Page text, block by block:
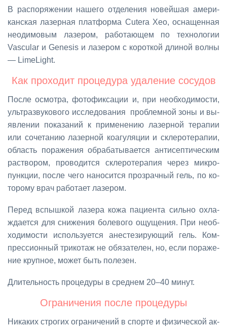
В рас­по­ря­же­нии на­ше­го от­де­ле­ния но­вей­шая аме­ри­
кан­ская ла­зер­ная плат­фор­ма Cutera Xeo, осна­щен­ная
нео­ди­мо­вым ла­зе­ром, ра­бо­та­ю­щем по тех­но­ло­гии
Vascular и Genesis и ла­зе­ром с ко­рот­кой дли­ной вол­ны
— LimeLight.
Как про­хо­дит про­це­ду­ра уда­ле­ние со­су­дов
По­сле осмот­ра, фо­то­фик­са­ции и, при необ­хо­ди­мо­сти,
уль­тра­зву­ко­во­го ис­сле­до­ва­ния про­блем­ной зо­ны и вы­
яв­ле­нии по­ка­за­ний к при­ме­не­нию ла­зер­ной те­ра­пии
или со­че­та­нию ла­зер­ной ко­а­гу­ля­ции и скле­ро­те­ра­пии,
об­ласть по­ра­же­ния об­ра­ба­ты­ва­ет­ся ан­ти­сеп­ти­че­ским
рас­тво­ром, про­во­дит­ся скле­ро­те­ра­пия че­рез мик­ро­
пунк­ции, по­сле че­го на­но­сит­ся про­зрач­ный гель, по ко­
то­ро­му врач ра­бо­та­ет ла­зе­ром.
Пе­ред вспыш­кой ла­зе­ра ко­жа па­ци­ен­та силь­но охла­
жда­ет­ся для сни­же­ния бо­ле­во­го ощу­ще­ния. При необ­
хо­ди­мо­сти ис­поль­зу­ет­ся ане­сте­зи­ру­ю­щий гель. Ком­
прес­си­он­ный три­ко­таж не обя­за­те­лен, но, ес­ли по­ра­же­
ние круп­ное, мо­жет быть по­ле­зен.
Дли­тель­ность про­це­ду­ры в сред­нем 20–40 ми­нут.
Огра­ни­че­ния по­сле про­це­ду­ры
Ни­ка­ких стро­гих огра­ни­че­ний в спор­те и фи­зи­че­ской ак­